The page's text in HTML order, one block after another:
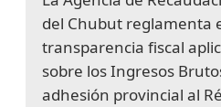
del Chubut reglamenta
transparencia fiscal
sobre los Ingresos
adhesión provincial al